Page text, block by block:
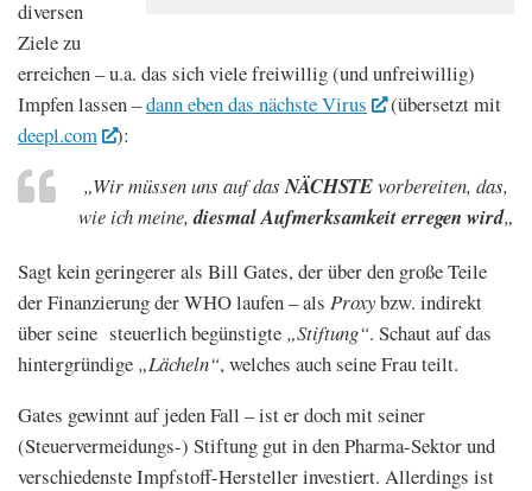
diversen
Ziele zu
erreichen – u.a. das sich viele freiwillig (und unfreiwillig)
Impfen lassen –dann eben das nächste Virus
(übersetzt mit
deepl.com
):
„Wir müssen uns auf dasNÄCHSTEvorbereiten, das,
wie ich meine,diesmal Aufmerksamkeiterregen wird„
Sagt kein geringerer als Bill Gates, der über den große Teile
der Finanzierung der WHO laufen – als Proxybzw. indirekt
über seine steuerlich begünstigte „Stiftung“. Schaut auf das
hintergründige „Lächeln“, welches auch seine Frau teilt.
Gates gewinnt auf jeden Fall – ist er doch mit seiner
(Steuervermeidungs-) Stiftung gut in den Pharma-Sektor und
verschiedenste Impfstoff-Hersteller investiert. Allerdings ist